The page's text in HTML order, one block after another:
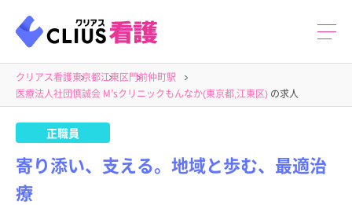
クリアス看護東京都江東区門前仲町駅
医療法人社団慎誠会 M’sクリニックもんなか(東京都,江東区) の求人
正職員
寄り添い、支える。地域と歩む、最適治
療